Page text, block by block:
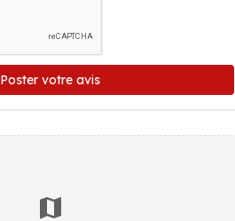
Poster votre avis